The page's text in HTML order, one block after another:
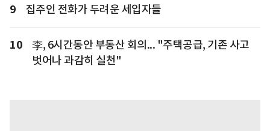
9 집주인 전화가 두려운 세입자들
10
李, 6시간동안 부동산 회의... "주택공급, 기존 사고
벗어나 과감히 실천"